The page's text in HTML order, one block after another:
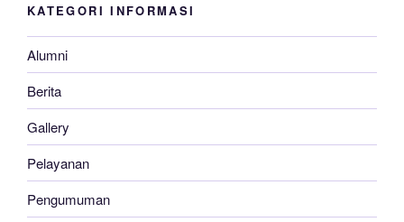
KATEGORI INFORMASI
Alumni
Berita
Gallery
Pelayanan
Pengumuman